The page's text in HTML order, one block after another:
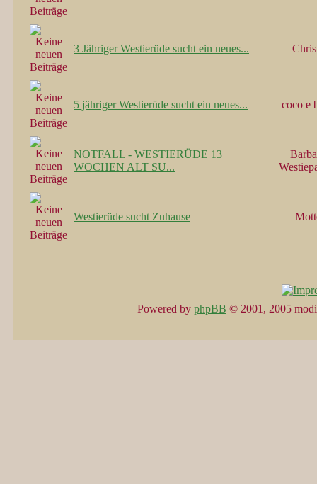
3 Jähriger Westierüde sucht ein neues...
5 jähriger Westierüde sucht ein neues... coco e
NOTFALL - WESTIERÜDE 13
WOCHEN ALT SU...
Westierüde sucht Zuhause
Powered by phpBB © 2001, 2005